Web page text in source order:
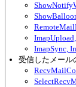
ImapSync,
受信したメール